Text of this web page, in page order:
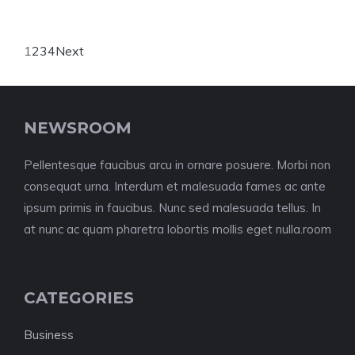
1 234Next
NEWSROOM
Pellentesque faucibus arcu in ornare posuere. Morbi non
consequat urna. Interdum et malesuada fames ac ante
ipsum primis in faucibus. Nunc sed malesuada tellus. In
at nunc ac quam pharetra lobortis mollis eget nulla.room
CATEGORIES
Business